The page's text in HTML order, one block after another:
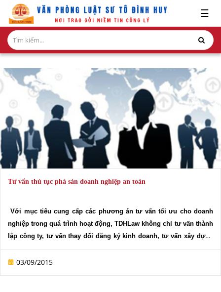
GIỚI
THIỆU
LĨNH
VỰC
HÀNH
NGHỀ
NGHIÊN
CỨU-
ẤN
PHẨM
HỎI
DỊCH
VỤ
VĂN
☰
Tư vấn thủ tục phá sản doanh nghiệp an toàn
Với mục tiêu cung cấp các phương án tư vấn tối ưu cho doanh
nghiệp trong quá trình hoạt động, TDHLaw không chỉ tư vấn thành
lập công ty, tư vấn thay đổi đăng ký kinh doanh, tư vấn xây dựng
quy chế, tư vấn quy trình giải thể, chúng tôi còn cung cấp dịch vụ
tư vấnthủ tục phá sản doanh nghiệp
03/09/2015